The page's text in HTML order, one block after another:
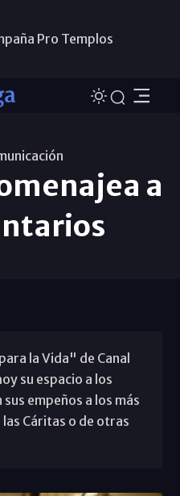
Pro Templos
a
la Vida" de Canal
su espacio a los
empeños a los más
Cáritas o de otras